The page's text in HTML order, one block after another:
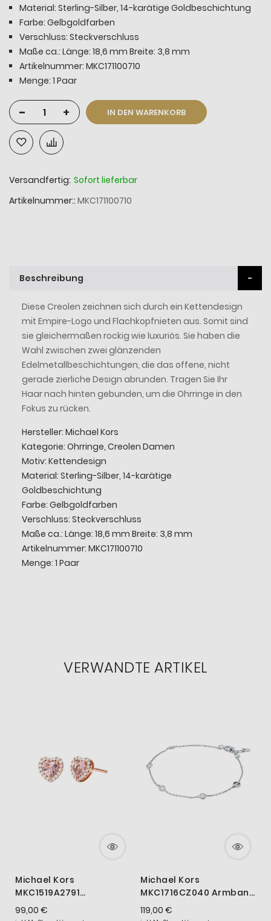
Material: Sterling-Silber, 14-karätige Goldbeschichtung
Farbe: Gelbgoldfarben
Verschluss: Steckverschluss
Maße ca.: Länge: 18,6 mm Breite: 3,8 mm
Artikelnummer: MKC171100710
Menge: 1 Paar
- + IN DEN WARENKORB
Versandfertig: Sofort lieferbar
Artikelnummer: MKC171100710
Beschreibung
Diese Creolen zeichnen sich durch ein Kettendesign
mit Empire-Logo und Flachkopfnieten aus. Somit sind
sie gleichermaßen rockig wie luxuriös. Sie haben die
Wahl zwischen zwei glänzenden
Edelmetallbeschichtungen, die das offene, nicht
gerade zierliche Design abrunden. Tragen Sie Ihr
Haar nach hinten gebunden, um die Ohrringe in den
Fokus zu rücken.
Hersteller: Michael Kors
Kategorie: Ohrringe, Creolen Damen
Motiv: Kettendesign
Material: Sterling-Silber, 14-karätige
Goldbeschichtung
Farbe: Gelbgoldfarben
Verschluss: Steckverschluss
Maße ca.: Länge: 18,6 mm Breite: 3,8 mm
Artikelnummer: MKC171100710
Menge: 1 Paar
VERWANDTE ARTIKEL
Michael Kors
MKC1519A2791
Ohrstecker Damen Herz
Zirkon Silber Roségold
99,00 €
Michael Kors
MKC1716CZ040 Armband
Damen Zirkonia Logo
Sterling-Silber
119,00 €